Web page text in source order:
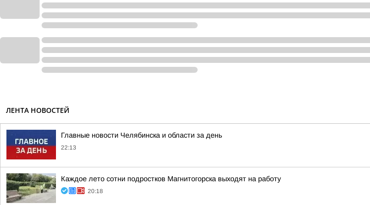
ЛЕНТА НОВОСТЕЙ
Главные новости Челябинска и области за день
22:13
Каждое лето сотни подростков Магнитогорска выходят на работу
20:18